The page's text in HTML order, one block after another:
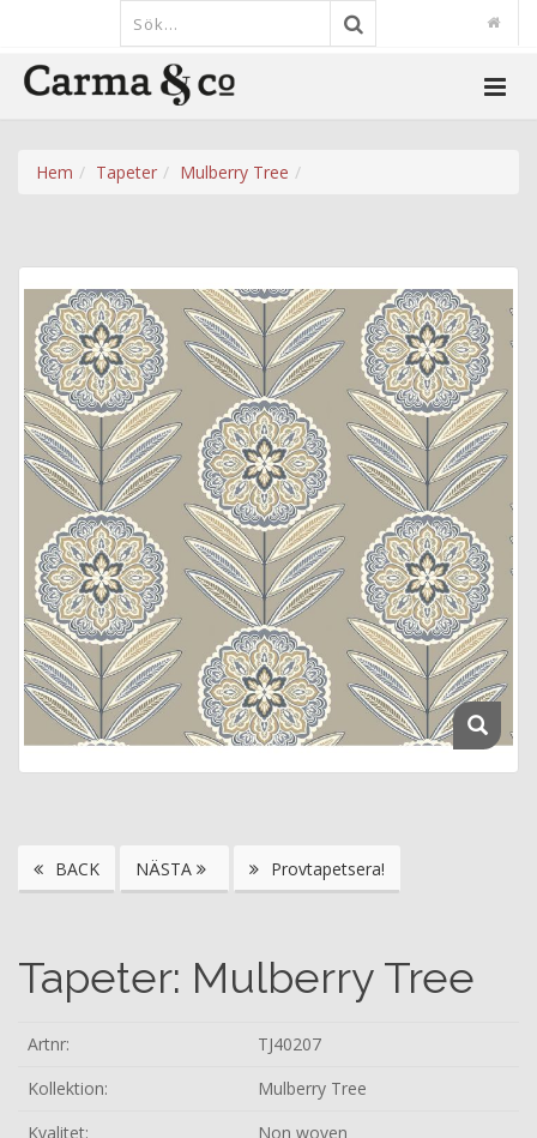
Hem Tapeter Mulberry Tree
BACK NÄSTA Provtapetsera!
Tapeter: Mulberry Tree
Artnr:
TJ40207
Kollektion:
Mulberry Tree
Kvalitet:
Non woven